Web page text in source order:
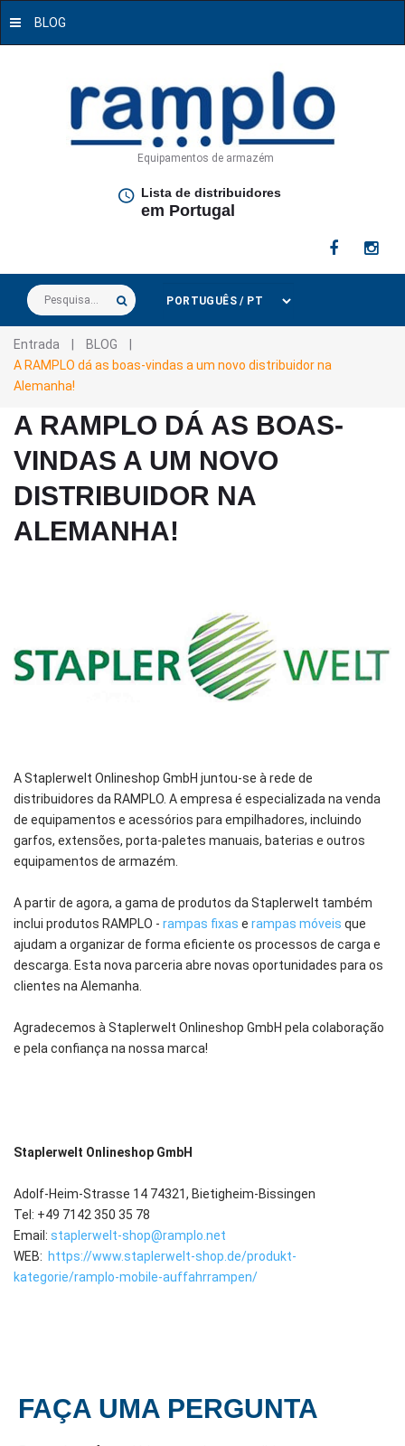
Equipamentos de armazém
Lista de distribuidores
em Portugal
BLOG
Pesquisa...
Entrada BLOG
A RAMPLO dá as boas-vindas a um novo distribuidor na
Alemanha!
A RAMPLO DÁ AS BOAS-
VINDAS A UM NOVO
DISTRIBUIDOR NA
ALEMANHA!
A Staplerwelt Onlineshop GmbH juntou-se à rede de
distribuidores da RAMPLO. A empresa é especializada na venda
de equipamentos e acessórios para empilhadores, incluindo
garfos, extensões, porta-paletes manuais, baterias e outros
equipamentos de armazém.
A partir de agora, a gama de produtos da Staplerwelt também
inclui produtos RAMPLO - rampas fixas e rampas móveis que
ajudam a organizar de forma eficiente os processos de carga e
descarga. Esta nova parceria abre novas oportunidades para os
clientes na Alemanha.
Agradecemos à Staplerwelt Onlineshop GmbH pela colaboração
e pela confiança na nossa marca!
Staplerwelt Onlineshop GmbH
Adolf-Heim-Strasse 14 74321, Bietigheim-Bissingen
Tel: +49 7142 350 35 78
Email: staplerwelt-shop@ramplo.net
WEB: https://www.staplerwelt-shop.de/produkt-
kategorie/ramplo-mobile-auffahrrampen/
FAÇA UMA PERGUNTA